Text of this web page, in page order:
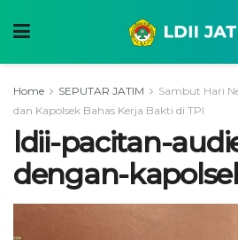
Home SEPUTAR JATIM
Sambut Hari
dan Kapolsek Bahas Kerja Bakti di TPI
ldii-pacitan-
dengan-